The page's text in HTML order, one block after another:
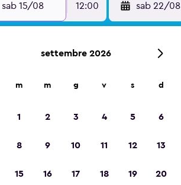
sab 15/08 12:00 sab 22/08
2023
settembre 2026
m m g v s d
1 2 3 4 5 6
8 9 10 11 12 13
15 16 17 18 19 20